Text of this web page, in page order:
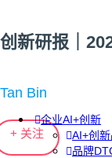
企业AI+创新
AI+创
品牌
创新研报｜
Tan Bin
+ 关注